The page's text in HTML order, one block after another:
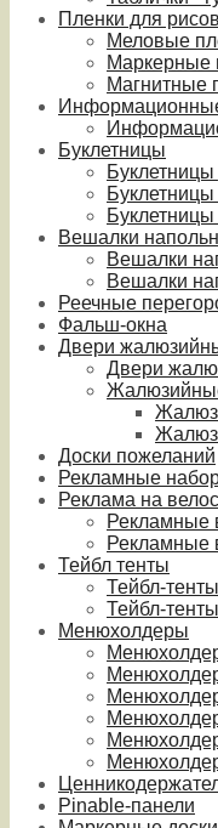
Пленки для
Меловые
Маркерные
Магнитные
Буклетницы
Вешалки
Вешалки
Вешалки
Реечные
Фальш-окна
Двери
Двери
Доски пожеланий
Рекламные
Реклама на
Рекламные
Рекламные
Тейбл тенты
Тейбл-
Тейбл-
Менюхолдеры
Pinable-панели